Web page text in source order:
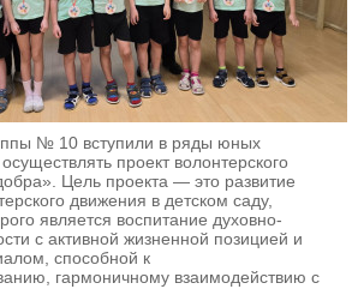
№ 10 вступили в ряды юных
проект волонтерского
Цель проекта — это развитие
движения в детском саду,
является воспитание духовно-
с активной жизненной позицией и
способной к
гармоничному взаимодействию с